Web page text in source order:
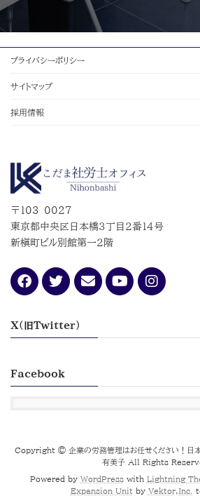
プライバシーポリシー
サイトマップ
採用情報
〒103-0027
東京都中央区日本橋３丁目２番１４号
新槇町ビル別館第一２階
X(旧Twitter）
Facebook
Copyright © 企業の労務管理はお任せください！日本
有美子 All Rights
Powered by WordPresswith Lightning
Expansion Unitby Vektor,Inc.